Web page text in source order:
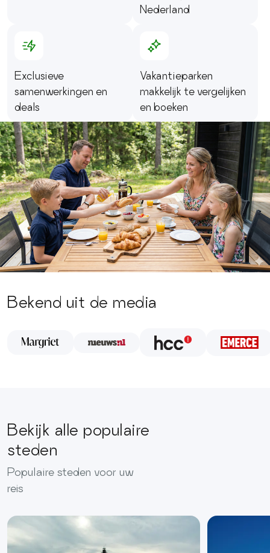
Nederland
Exclusieve
samenwerkingen en
deals
Vakantieparken
makkelijk te vergelijken
en boeken
Bekend uit de media
Bekijk alle populaire
steden
Populaire steden voor uw
reis